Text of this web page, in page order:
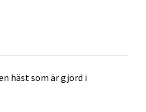
häst som är gjord i